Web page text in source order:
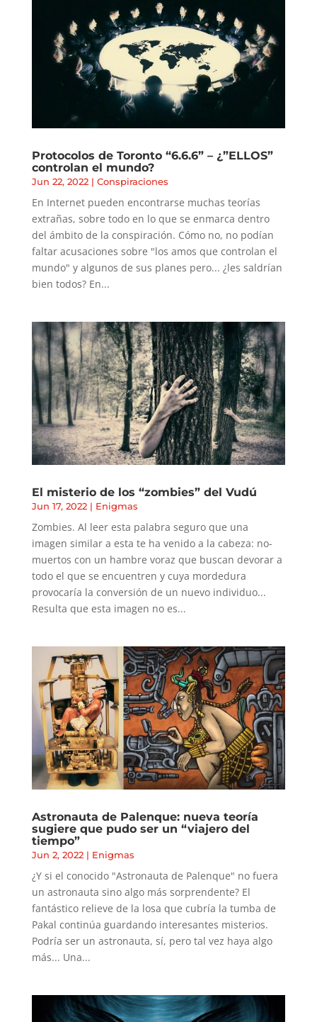
Protocolos de Toronto “6.6.6” – ¿”ELLOS”
controlan el mundo?
Jun 22, 2022| Conspiraciones
En Internet pueden encontrarse muchas teorías
extrañas, sobre todo en lo que se enmarca dentro
del ámbito de la conspiración. Cómo no, no podían
faltar acusaciones sobre "los amos que controlan el
mundo" y algunos de sus planes pero... ¿les saldrían
bien todos? En...
El misterio de los “zombies” del Vudú
Jun 17, 2022| Enigmas
Zombies. Al leer esta palabra seguro que una
imagen similar a esta te ha venido a la cabeza: no-
muertos con un hambre voraz que buscan devorar a
todo el que se encuentren y cuya mordedura
provocaría la conversión de un nuevo individuo...
Resulta que esta imagen no es...
Astronauta de Palenque: nueva teoría
sugiere que pudo ser un “viajero del
tiempo”
Jun 2, 2022| Enigmas
¿Y si el conocido "Astronauta de Palenque" no fuera
un astronauta sino algo más sorprendente? El
fantástico relieve de la losa que cubría la tumba de
Pakal continúa guardando interesantes misterios.
Podría ser un astronauta, sí, pero tal vez haya algo
más... Una...